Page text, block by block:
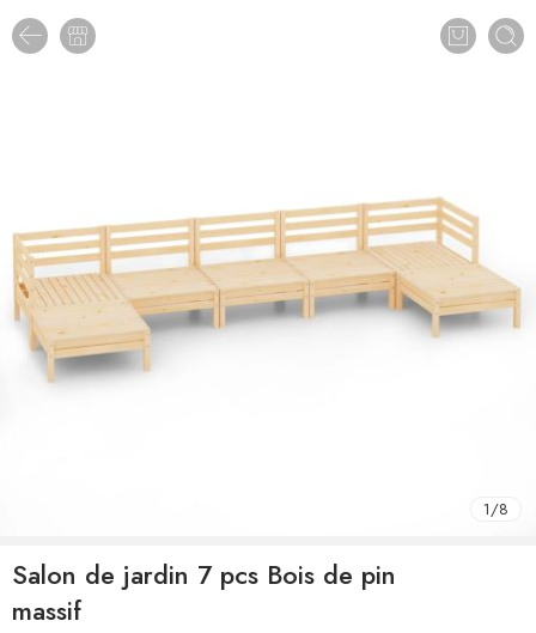
1/8
Salon de jardin 7 pcs Bois de pin
massif